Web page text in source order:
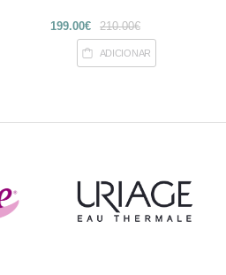
199.00€ 210.00€
ADICIONAR